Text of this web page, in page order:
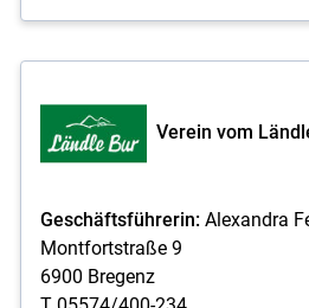
Verein vom
Geschäftsführerin: Alexandra
Montfortstraße 9
6900 Bregenz